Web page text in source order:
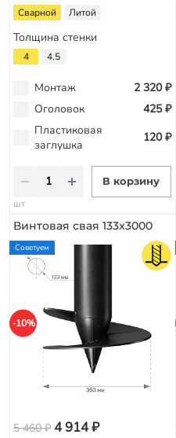
Сварной Литой
Толщина стенки
4 4.5
Монтаж
2 320 ₽
Оголовок
425 ₽
Пластиковая
заглушка
120 ₽
В корзину
шт
Винтовая свая 133х3000
-10%
Советуем
5 460 ₽ 4 914 ₽